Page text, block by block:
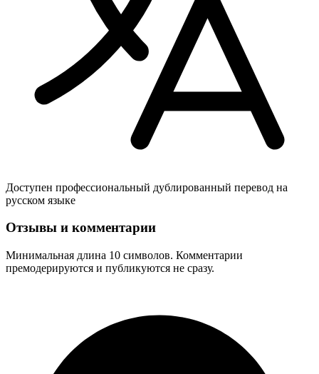
Доступен профессиональный дублированный перевод на
русском языке
Отзывы и комментарии
Минимальная длина 10 символов. Комментарии
премодерируются и публикуются не сразу.